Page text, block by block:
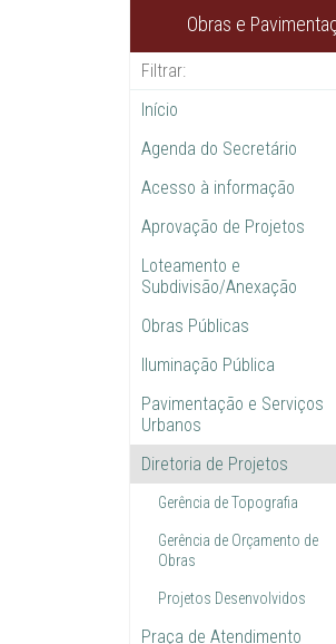
Obras e
Início
Agenda do Secretário
Acesso à informação
Aprovação de Projetos
Loteamento e
Subdivisão/Anexação
Obras Públicas
Iluminação Pública
Pavimentação e Serviços
Urbanos
Diretoria de Projetos
Gerência de Topografia
Gerência de Orçamento de
Obras
Projetos Desenvolvidos
Praça de Atendimento